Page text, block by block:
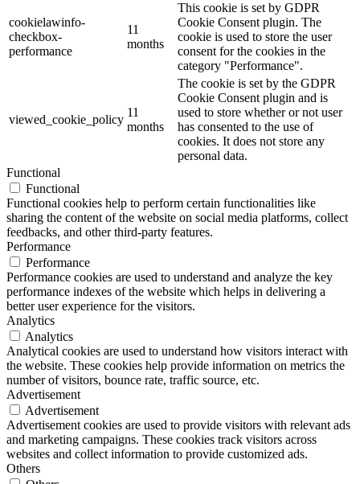
cookielawinfo-
checkbox-
performance
11
months
This cookie is set by GDPR
Cookie Consent plugin. The
cookie is used to store the user
consent for the cookies in the
category "Performance".
viewed_cookie_policy
11
months
The cookie is set by the GDPR
Cookie Consent plugin and is
used to store whether or not user
has consented to the use of
cookies. It does not store any
personal data.
Functional
Functional
Functional cookies help to perform certain functionalities like
sharing the content of the website on social media platforms, collect
feedbacks, and other third-party features.
Performance
Performance
Performance cookies are used to understand and analyze the key
performance indexes of the website which helps in delivering a
better user experience for the visitors.
Analytics
Analytics
Analytical cookies are used to understand how visitors interact with
the website. These cookies help provide information on metrics the
number of visitors, bounce rate, traffic source, etc.
Advertisement
Advertisement
Advertisement cookies are used to provide visitors with relevant ads
and marketing campaigns. These cookies track visitors across
websites and collect information to provide customized ads.
Others